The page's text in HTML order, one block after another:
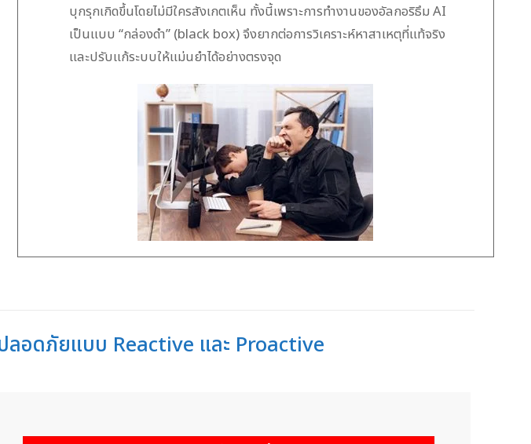
บุกรุกเกิดขึ้นโดยไม่มีใครสังเกตเห็น ทั้งนี้เพราะการทำงานของอัลกอริธึม AI
เป็นแบบ “กล่องดำ” (black box) จึงยากต่อการวิเคราะห์หาสาเหตุที่แท้จริง
และปรับแก้ระบบให้แม่นยำได้อย่างตรงจุด
ลอดภัยแบบ Reactive และ Proactive